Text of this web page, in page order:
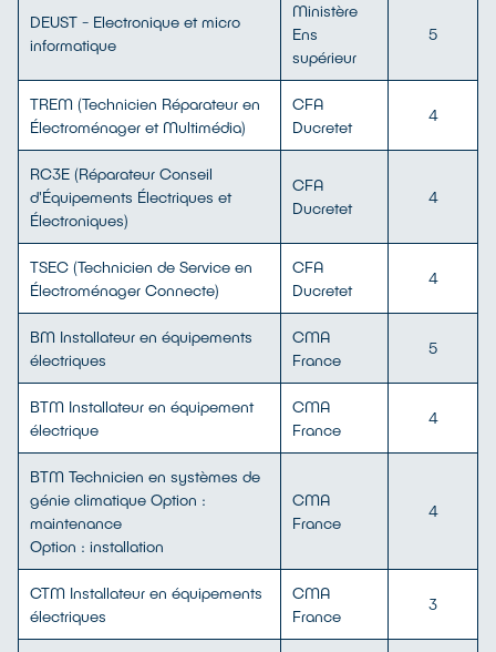
DEUST - Electronique et micro
informatique
Ministère
Ens
supérieur
5
TREM (Technicien Réparateur en
Électroménager et Multimédia)
CFA
Ducretet
4
RC3E (Réparateur Conseil
d'Équipements Électriques et
Électroniques)
CFA
Ducretet
4
TSEC (Technicien de Service en
Électroménager Connecte)
CFA
Ducretet
4
BM Installateur en équipements
électriques
CMA
France
5
BTM Installateur en équipement
électrique
CMA
France
4
BTM Technicien en systèmes de
génie climatique Option :
maintenance
Option : installation
CMA
France
4
CTM Installateur en équipements
électriques
CMA
France
3